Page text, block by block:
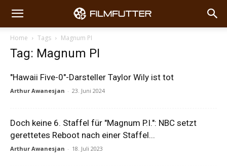
Home Tags Magnum PI
Tag: Magnum PI
"Hawaii Five-0"-Darsteller Taylor Wily ist tot
Arthur Awanesjan - 23. Juni 2024
Doch keine 6. Staffel für "Magnum P.I.": NBC setzt
gerettetes Reboot nach einer Staffel...
Arthur Awanesjan - 18. Juli 2023